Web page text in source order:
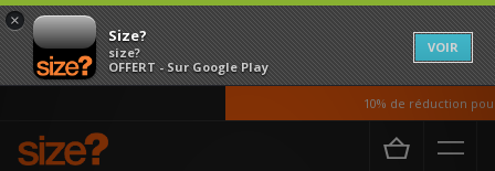
×
Size?
size?
OFFERT - Sur Google Play
VOIR
10% de réduction
Accueil Promo | Adidas Originals Dublin